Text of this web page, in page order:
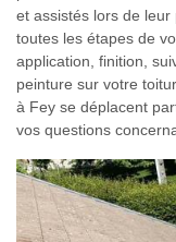
et assistés lors de
toutes les étapes de
application, finition,
peinture sur votre
à Fey se déplacent
vos questions